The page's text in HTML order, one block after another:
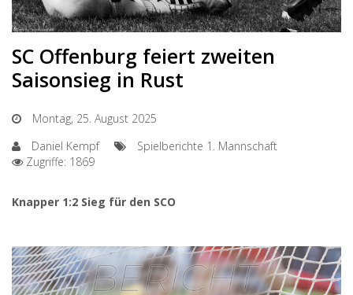
SC Offenburg feiert zweiten
Saisonsieg in Rust
Montag, 25. August 2025
Daniel Kempf
Spielberichte 1. Mannschaft
Zugriffe: 1869
Knapper 1:2 Sieg für den SCO